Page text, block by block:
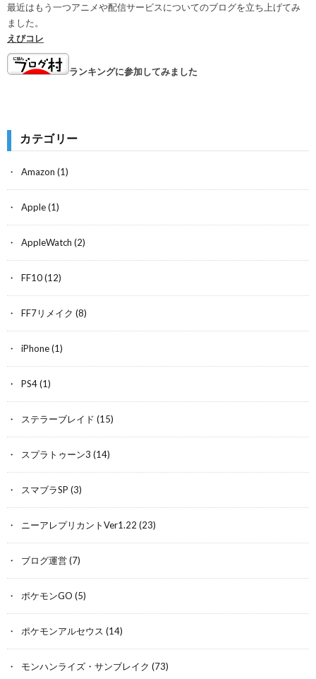
最近はもう一つアニメや配信サービスについてのブログを立ち上げてみ
ました。
えびコレ
ランキングに参加してみました
カテゴリー
Amazon (1)
Apple(1)
AppleWatch (2)
FF10(12)
FF7リメイク (8)
iPhone(1)
PS4(1)
ステラーブレイド (15)
スプラトゥーン3 (14)
スマブラSP (3)
ニーアレプリカントVer1.22 (23)
ブログ運営(7)
ポケモンGO (5)
ポケモンアルセウス (14)
モンハンライズ・サンブレイク (73)